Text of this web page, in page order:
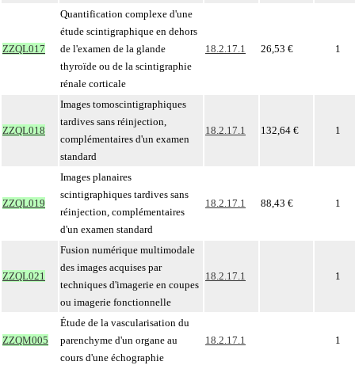
ZZQL017
Quantification complexe d'une
étude scintigraphique en dehors
de l'examen de la glande
thyroïde ou de la scintigraphie
rénale corticale
18.2.17.1 26,53 € 1
ZZQL018
Images tomoscintigraphiques
tardives sans réinjection,
complémentaires d'un examen
standard
18.2.17.1 132,64 € 1
ZZQL019
Images planaires
scintigraphiques tardives sans
réinjection, complémentaires
d'un examen standard
18.2.17.1 88,43 € 1
ZZQL021
Fusion numérique multimodale
des images acquises par
techniques d'imagerie en coupes
ou imagerie fonctionnelle
18.2.17.1 1
ZZQM005
Étude de la vascularisation du
parenchyme d'un organe au
cours d'une échographie
18.2.17.1 1